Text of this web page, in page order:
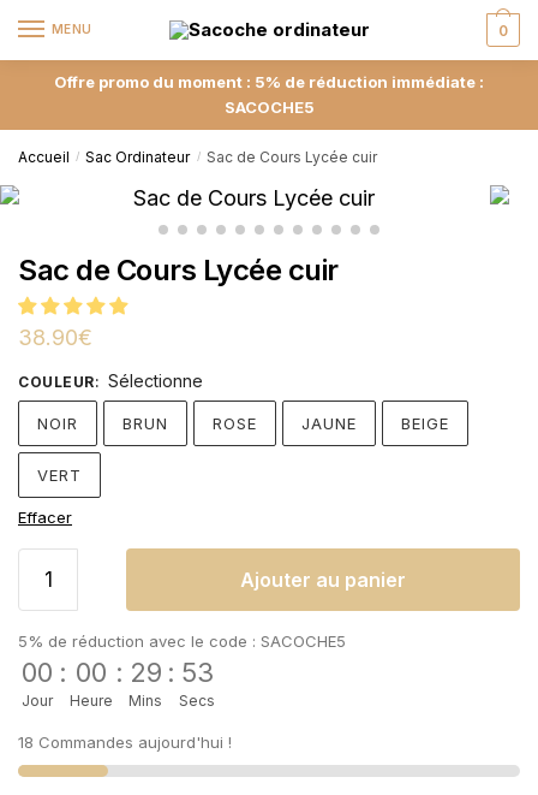
MENU 0
Offre promo du moment : 5% de réduction immédiate :
SACOCHE5
Accueil / Sac Ordinateur / Sac de Cours Lycée cuir
Sac de Cours Lycée cuir
38.90€
COULEUR: Sélectionne
NOIR BRUN ROSE JAUNE BEIGE
VERT
Effacer
Ajouter au panier
5% de réduction avec le code : SACOCHE5
00
Jour
: 00
Heure
: 29
Mins
: 52
Secs
18 Commandes aujourd'hui !